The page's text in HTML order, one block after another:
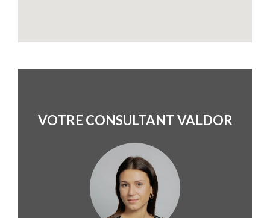
VOTRE CONSULTANT VALDOR